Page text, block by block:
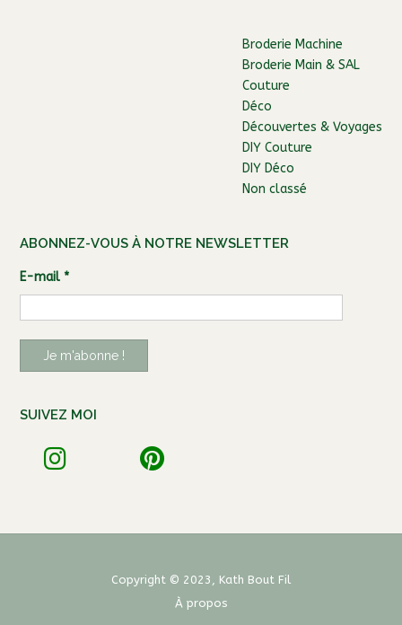
Broderie Machine
Broderie Main & SAL
Couture
Déco
Découvertes & Voyages
DIY Couture
DIY Déco
Non classé
ABONNEZ-VOUS À NOTRE NEWSLETTER
E-mail *
SUIVEZ MOI
Copyright © 2023, Kath Bout Fil
À propos